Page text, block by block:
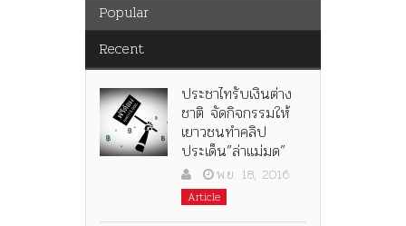
Popular
Recent
ประชาไทรับเงินต่าง
ชาติ จัดกิจกรรมให้
เยาวชนทำคลิป
ประเด็น”ล่าแม่มด”
พ.ย. 18, 2016
Article